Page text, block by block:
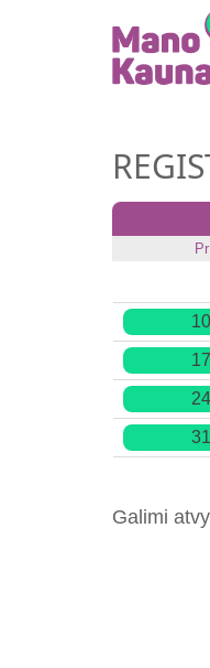
Pr
10
17
24
31
Galimi